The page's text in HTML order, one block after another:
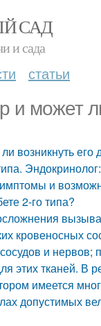
САД
и сада
статьи
и может
возникнуть его
и
2-го типа?
кровеносных
и
этих тканей. В
имеется
допустимых